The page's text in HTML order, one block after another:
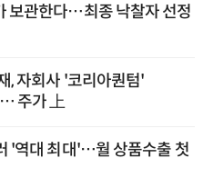
보관한다…최종 낙찰자 선정
, 자회사 '코리아퀀텀'
주가 上
'역대 최대'…월 상품수출 첫